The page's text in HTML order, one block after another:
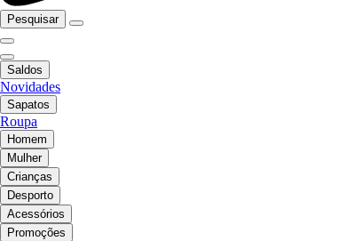
Pesquisar
Saldos
Novidades
Sapatos
Roupa
Homem
Mulher
Crianças
Desporto
Acessórios
Promoções